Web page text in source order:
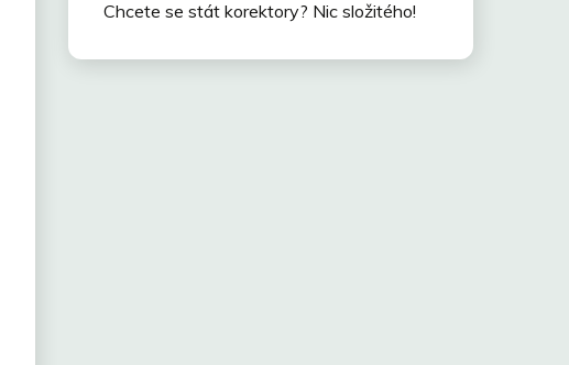
Chcete se stát korektory? Nic složitého!